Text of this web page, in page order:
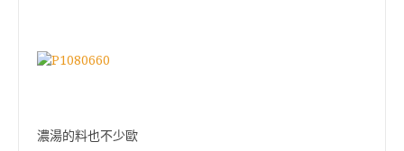
濃湯的料也不少歐